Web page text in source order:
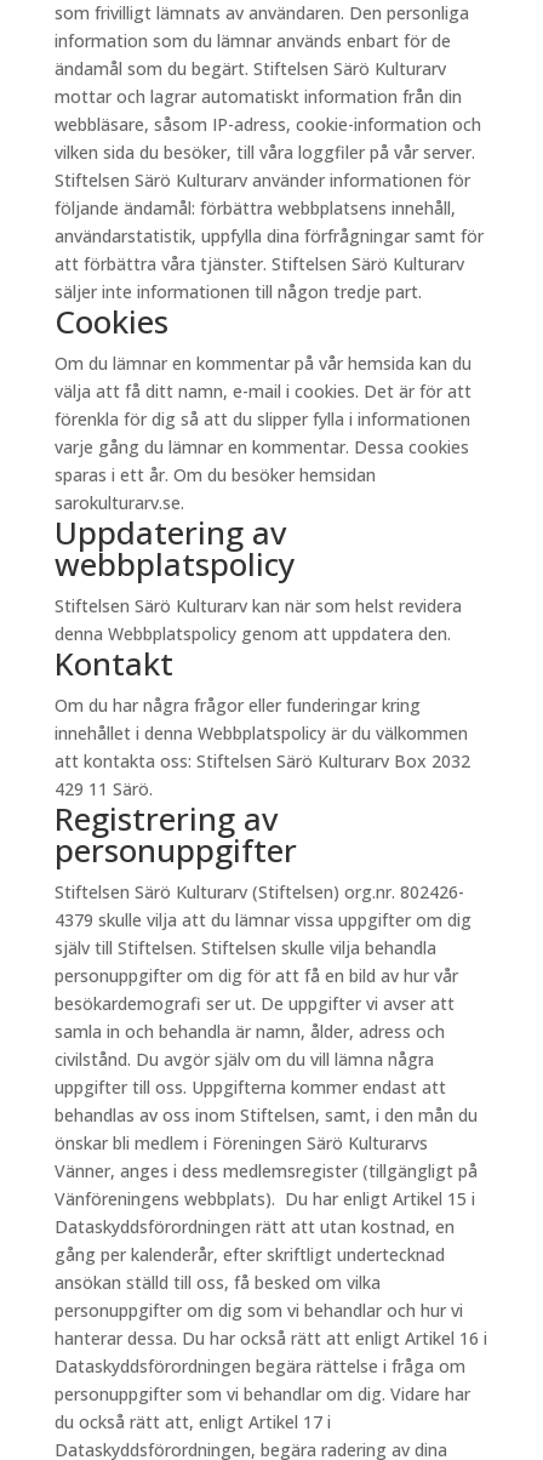
som frivilligt lämnats av användaren. Den personliga
information som du lämnar används enbart för de
ändamål som du begärt. Stiftelsen Särö Kulturarv
mottar och lagrar automatiskt information från din
webbläsare, såsom IP-adress, cookie-information och
vilken sida du besöker, till våra loggfiler på vår server.
Stiftelsen Särö Kulturarv använder informationen för
följande ändamål: förbättra webbplatsens innehåll,
användarstatistik, uppfylla dina förfrågningar samt för
att förbättra våra tjänster. Stiftelsen Särö Kulturarv
säljer inte informationen till någon tredje part.
Cookies
Om du lämnar en kommentar på vår hemsida kan du
välja att få ditt namn, e-mail i cookies. Det är för att
förenkla för dig så att du slipper fylla i informationen
varje gång du lämnar en kommentar. Dessa cookies
sparas i ett år. Om du besöker hemsidan
sarokulturarv.se.
Uppdatering av
webbplatspolicy
Stiftelsen Särö Kulturarv kan när som helst revidera
denna Webbplatspolicy genom att uppdatera den.
Kontakt
Om du har några frågor eller funderingar kring
innehållet i denna Webbplatspolicy är du välkommen
att kontakta oss: Stiftelsen Särö Kulturarv Box 2032
429 11 Särö.
Registrering av
personuppgifter
Stiftelsen Särö Kulturarv (Stiftelsen) org.nr. 802426-
4379 skulle vilja att du lämnar vissa uppgifter om dig
själv till Stiftelsen. Stiftelsen skulle vilja behandla
personuppgifter om dig för att få en bild av hur vår
besökardemografi ser ut. De uppgifter vi avser att
samla in och behandla är namn, ålder, adress och
civilstånd. Du avgör själv om du vill lämna några
uppgifter till oss. Uppgifterna kommer endast att
behandlas av oss inom Stiftelsen, samt, i den mån du
önskar bli medlem i Föreningen Särö Kulturarvs
Vänner, anges i dess medlemsregister (tillgängligt på
Vänföreningens webbplats). Du har enligt Artikel 15 i
Dataskyddsförordningen rätt att utan kostnad, en
gång per kalenderår, efter skriftligt undertecknad
ansökan ställd till oss, få besked om vilka
personuppgifter om dig som vi behandlar och hur vi
hanterar dessa. Du har också rätt att enligt Artikel 16 i
Dataskyddsförordningen begära rättelse i fråga om
personuppgifter som vi behandlar om dig. Vidare har
du också rätt att, enligt Artikel 17 i
Dataskyddsförordningen, begära radering av dina